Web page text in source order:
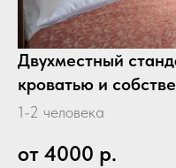
Двухместный
кроватью и
1-2 человека
от 4000 р.